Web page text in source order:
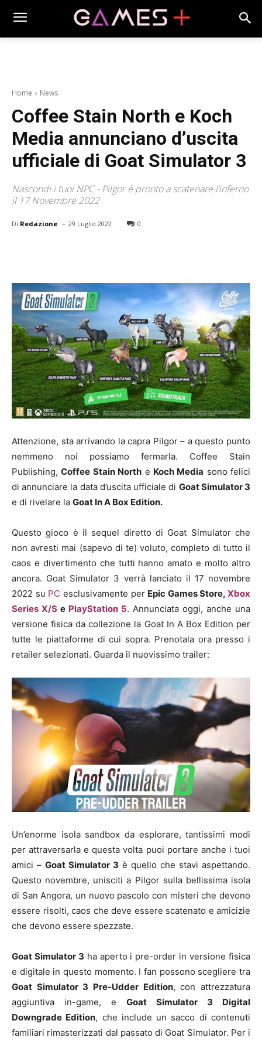
Home News
Coffee Stain North e Koch
Media annunciano d’uscita
ufficiale di Goat Simulator 3
Nascondi i tuoi NPC - Pilgor è pronto a scatenare l’inferno
il 17 Novembre 2022
Di Redazione - 29 Luglio 2022 0
Attenzione, sta arrivando la capra Pilgor – a questo punto
nemmeno noi possiamo fermarla. Coffee Stain
Publishing,Coffee Stain North e Koch Media sono felici
di annunciare la data d’uscita ufficiale di Goat Simulator 3
e di rivelare la Goat In A Box Edition.
Questo gioco è il sequel diretto di Goat Simulator che
non avresti mai (sapevo di te) voluto, completo di tutto il
caos e divertimento che tutti hanno amato e molto altro
ancora. Goat Simulator 3 verrà lanciato il 17 novembre
2022 su PC esclusivamente per Epic Games Store, Xbox
Series X/S e PlayStation 5. Annunciata oggi, anche una
versione fisica da collezione la Goat In A Box Edition per
tutte le piattaforme di cui sopra. Prenotala ora presso i
retailer selezionati. Guarda il nuovissimo trailer:
Un’enorme isola sandbox da esplorare, tantissimi modi
per attraversarla e questa volta puoi portare anche i tuoi
amici – Goat Simulator 3 è quello che stavi aspettando.
Questo novembre, unisciti a Pilgor sulla bellissima isola
di San Angora, un nuovo pascolo con misteri che devono
essere risolti, caos che deve essere scatenato e amicizie
che devono essere spezzate.
Goat Simulator 3 ha aperto i pre-order in versione fisica
e digitale in questo momento. I fan possono scegliere tra
Goat Simulator 3 Pre-Udder Edition, con attrezzatura
aggiuntiva in-game, e Goat Simulator 3 Digital
Downgrade Edition, che include un sacco di contenuti
familiari rimasterizzati dal passato di Goat Simulator. Per i